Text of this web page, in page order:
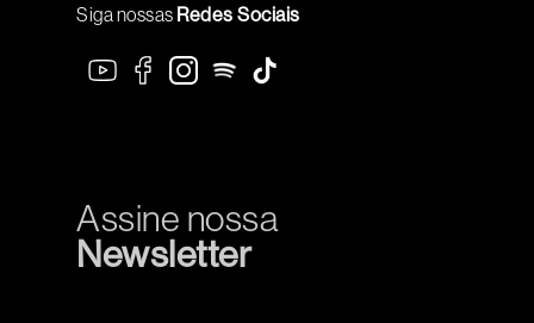
Siga nossas Redes Sociais
Assine nossa
Newsletter